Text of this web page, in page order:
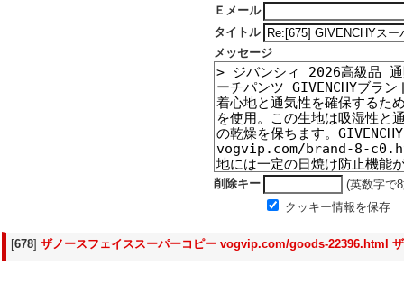
Ｅメール
タイトル
メッセージ
削除キー
(英数字で
クッキー情報を保存
[678] ザノースフェイススーパーコピー vogvip.com/goods-22396.html